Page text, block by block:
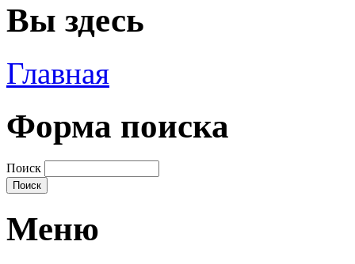
Вы здесь
Главная
Форма поиска
Поиск
Меню